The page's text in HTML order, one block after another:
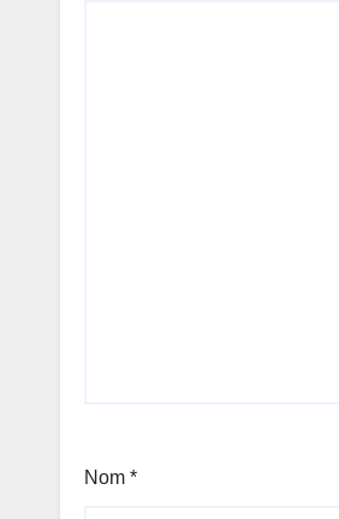
Nom *